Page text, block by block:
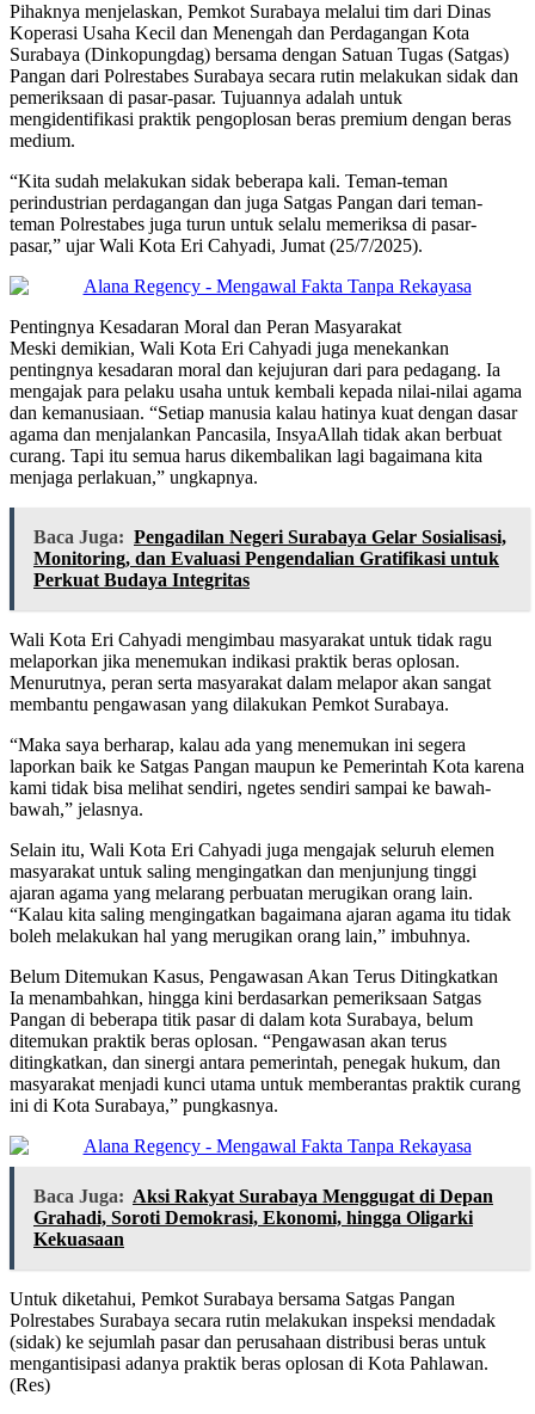
Pihaknya menjelaskan, Pemkot Surabaya melalui tim dari Dinas
Koperasi Usaha Kecil dan Menengah dan Perdagangan Kota
Surabaya (Dinkopungdag) bersama dengan Satuan Tugas (Satgas)
Pangan dari Polrestabes Surabaya secara rutin melakukan sidak dan
pemeriksaan di pasar-pasar. Tujuannya adalah untuk
mengidentifikasi praktik pengoplosan beras premium dengan beras
medium.
“Kita sudah melakukan sidak beberapa kali. Teman-teman
perindustrian perdagangan dan juga Satgas Pangan dari teman-
teman Polrestabes juga turun untuk selalu memeriksa di pasar-
pasar,” ujar Wali Kota Eri Cahyadi, Jumat (25/7/2025).
Pentingnya Kesadaran Moral dan Peran Masyarakat
Meski demikian, Wali Kota Eri Cahyadi juga menekankan
pentingnya kesadaran moral dan kejujuran dari para pedagang. Ia
mengajak para pelaku usaha untuk kembali kepada nilai-nilai agama
dan kemanusiaan. “Setiap manusia kalau hatinya kuat dengan dasar
agama dan menjalankan Pancasila, InsyaAllah tidak akan berbuat
curang. Tapi itu semua harus dikembalikan lagi bagaimana kita
menjaga perlakuan,” ungkapnya.
Baca Juga: Pengadilan Negeri Surabaya Gelar Sosialisasi,
Monitoring, dan Evaluasi Pengendalian Gratifikasi untuk
Perkuat Budaya Integritas
Wali Kota Eri Cahyadi mengimbau masyarakat untuk tidak ragu
melaporkan jika menemukan indikasi praktik beras oplosan.
Menurutnya, peran serta masyarakat dalam melapor akan sangat
membantu pengawasan yang dilakukan Pemkot Surabaya.
“Maka saya berharap, kalau ada yang menemukan ini segera
laporkan baik ke Satgas Pangan maupun ke Pemerintah Kota karena
kami tidak bisa melihat sendiri, ngetes sendiri sampai ke bawah-
bawah,” jelasnya.
Selain itu, Wali Kota Eri Cahyadi juga mengajak seluruh elemen
masyarakat untuk saling mengingatkan dan menjunjung tinggi
ajaran agama yang melarang perbuatan merugikan orang lain.
“Kalau kita saling mengingatkan bagaimana ajaran agama itu tidak
boleh melakukan hal yang merugikan orang lain,” imbuhnya.
Belum Ditemukan Kasus, Pengawasan Akan Terus Ditingkatkan
Ia menambahkan, hingga kini berdasarkan pemeriksaan Satgas
Pangan di beberapa titik pasar di dalam kota Surabaya, belum
ditemukan praktik beras oplosan. “Pengawasan akan terus
ditingkatkan, dan sinergi antara pemerintah, penegak hukum, dan
masyarakat menjadi kunci utama untuk memberantas praktik curang
ini di Kota Surabaya,” pungkasnya.
Baca Juga: Aksi Rakyat Surabaya Menggugat di Depan
Grahadi, Soroti Demokrasi, Ekonomi, hingga Oligarki
Kekuasaan
Untuk diketahui, Pemkot Surabaya bersama Satgas Pangan
Polrestabes Surabaya secara rutin melakukan inspeksi mendadak
(sidak) ke sejumlah pasar dan perusahaan distribusi beras untuk
mengantisipasi adanya praktik beras oplosan di Kota Pahlawan.
(Res)